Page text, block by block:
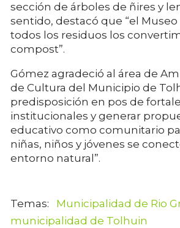
sección de árboles de ñires y
sentido, destacó que “el
todos los residuos los
compost”.
Gómez agradeció al área de
de Cultura del Municipio de
predisposición en pos de
institucionales y generar
educativo como comunitario
niñas, niños y jóvenes se
entorno natural”.
Municipalidad de Rio
municipalidad de Tolhuin